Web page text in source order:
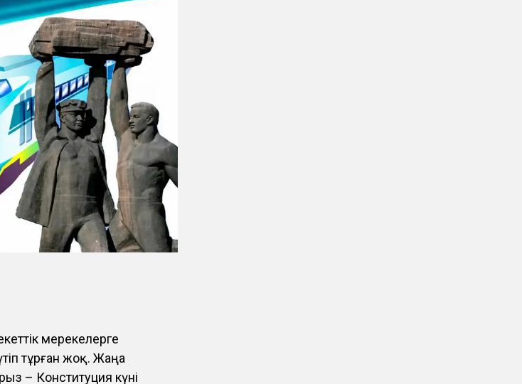
мерекелерге
тұрған жоқ. Жаңа
– Конституция күні